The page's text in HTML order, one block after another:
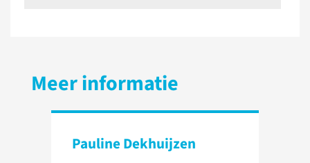
Meer informatie
Pauline Dekhuijzen